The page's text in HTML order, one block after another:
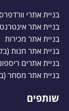
בניית אתרי
בניית אתר אינטרנט
בניית אתר מכירות
בניית אתר חנות
בניית אתרים
בניית אתר מסחר
שותפים